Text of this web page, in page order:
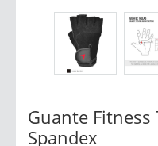
Guante Fitness
Spandex